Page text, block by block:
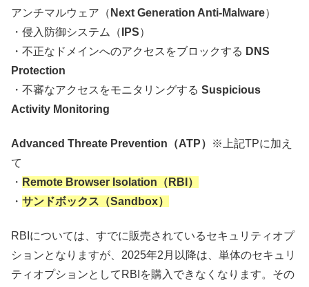
アンチマルウェア（ Next Generation Anti-Malware）
・侵入防御システム（ IPS）
・不正なドメインへのアクセスをブロックする DNS
Protection
・不審なアクセスをモニタリングする Suspicious
Activity Monitoring
Advanced Threate Prevention（ATP）
※上記TPに加え
て
・ Remote Browser Isolation（RBI）
・ サンドボックス（Sandbox）
RBIについては、すでに販売されているセキュリティオプ
ションとなりますが、2025年2月以降は、単体のセキュリ
ティオプションとしてRBIを購入できなくなります。その